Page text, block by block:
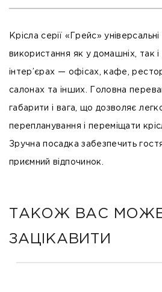
Крісла серії «Грейс»
використання як у домашніх, так і
інтер’єрах — офісах, кафе,
салонах та інших. Головна
габарити і вага, що дозволяє
перепланування і переміщати
Зручна посадка забезпечить
приємний відпочинок.
ТАКОЖ ВАС
ЗАЦІКАВИТИ